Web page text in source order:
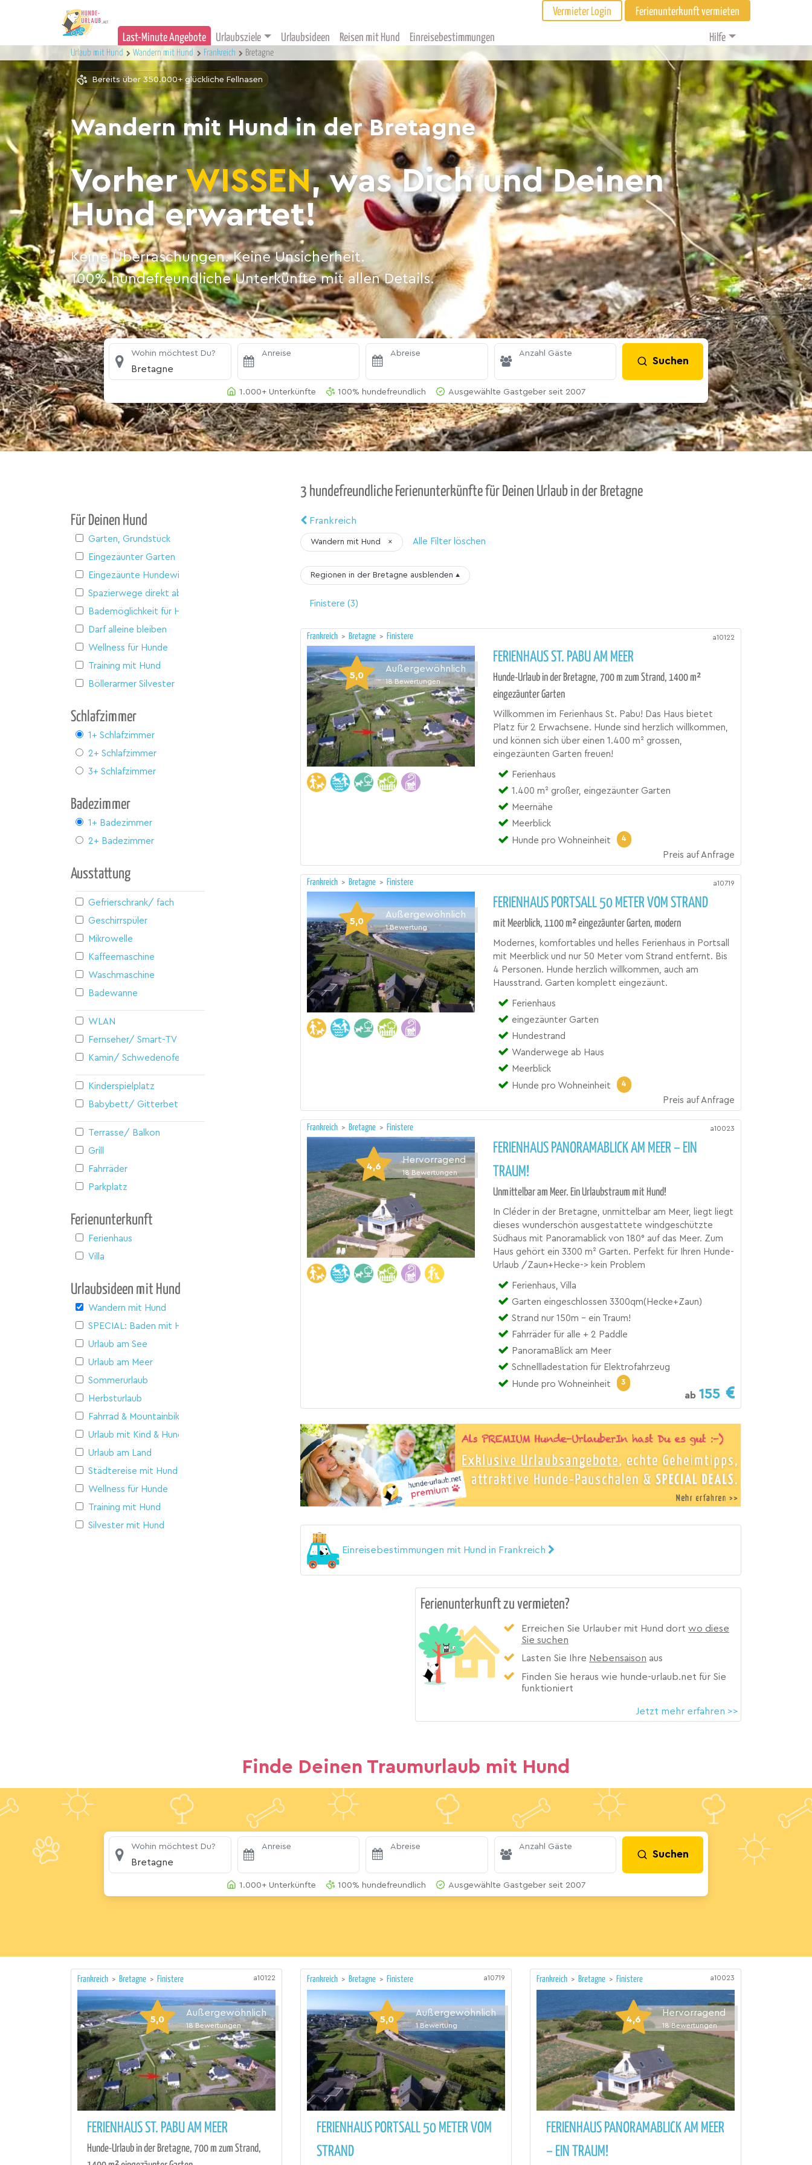
Vermieter Login Ferienunterkunft vermieten
Last-Minute Angebote Urlaubsziele Urlaubsideen Reisen mit Hund Einreisebestimmungen Hilfe
Urlaub mit Hund Wandern mit Hund Frankreich Bretagne
Bereits über 350.000+ glückliche Fellnasen
Wandern mit Hund in der Bretagne
VorherWISSEN, was Dich und Deinen
Hund erwartet!
Keine Überraschungen. Keine Unsicherheit.
100% hundefreundliche Unterkünfte mit allen Details.
Wohin möchtest Du?
Bretagne
Anreise Abreise Anzahl Gäste
Suchen
1.000+ Unterkünfte 100% hundefreundlich Ausgewählte Gastgeber seit 2007
Für Deinen Hund
Garten, Grundstück
Eingezäunter Garten
Eingezäunte Hundewiese
Spazierwege direkt ab Haus
Bademöglichkeit für Hunde
Darf alleine bleiben
Wellness für Hunde
Training mit Hund
Böllerarmer Silvester
Schlafzimmer
1+ Schlafzimmer
2+ Schlafzimmer
3+ Schlafzimmer
Badezimmer
1+ Badezimmer
2+ Badezimmer
Ausstattung
Gefrierschrank/ fach
Geschirrspüler
Mikrowelle
Kaffeemaschine
Waschmaschine
Badewanne
WLAN
Fernseher/ Smart-TV
Kamin/ Schwedenofen
Kinderspielplatz
Babybett/ Gitterbett
Terrasse/ Balkon
Grill
Fahrräder
Parkplatz
Ferienunterkunft
Ferienhaus
Villa
Urlaubsideen mit Hund
Wandern mit Hund
SPECIAL: Baden mit Hund
Urlaub am See
Urlaub am Meer
Sommerurlaub
Herbsturlaub
Fahrrad & Mountainbike
Urlaub mit Kind & Hund
Urlaub am Land
Städtereise mit Hund
Wellness für Hunde
Training mit Hund
Silvester mit Hund
3 hundefreundliche Ferienunterkünfte für Deinen Urlaub in der Bretagne
Frankreich
Wandern mit Hund × Alle Filter löschen
Regionen in der Bretagne ausblenden ▴
Finistere (3)
Frankreich > Bretagne > Finistere a10122
5,0
Außergewöhnlich
18 Bewertungen
FERIENHAUS ST. PABU AM MEER
Hunde-Urlaub in der Bretagne, 700 m zum Strand, 1400 m²
eingezäunter Garten
Willkommen im Ferienhaus St. Pabu! Das Haus bietet
Platz für 2 Erwachsene. Hunde sind herzlich willkommen,
und können sich über einen 1.400 m² grossen,
eingezäunten Garten freuen!
Ferienhaus
1.400 m² großer, eingezäunter Garten
Meernähe
Meerblick
Hunde pro Wohneinheit
4
Preis auf Anfrage
Frankreich > Bretagne > Finistere a10719
5,0
Außergewöhnlich
1 Bewertung
FERIENHAUS PORTSALL 50 METER VOM STRAND
mit Meerblick, 1100 m² eingezäunter Garten, modern
Modernes, komfortables und helles Ferienhaus in Portsall
mit Meerblick und nur 50 Meter vom Strand entfernt. Bis
4 Personen. Hunde herzlich willkommen, auch am
Hausstrand. Garten komplett eingezäunt.
Ferienhaus
eingezäunter Garten
Hundestrand
Wanderwege ab Haus
Meerblick
Hunde pro Wohneinheit
4
Preis auf Anfrage
Frankreich > Bretagne > Finistere a10023
4,6
Hervorragend
18 Bewertungen
FERIENHAUS PANORAMABLICK AM MEER – EIN
TRAUM!
Unmittelbar am Meer. Ein Urlaubstraum mit Hund!
In Cléder in der Bretagne, unmittelbar am Meer, liegt liegt
dieses wunderschön ausgestattete windgeschützte
Südhaus mit Panoramablick von 180° auf das Meer. Zum
Haus gehört ein 3300 m² Garten. Perfekt für Ihren Hunde-
Urlaub /Zaun+Hecke-> kein Problem
Ferienhaus, Villa
Garten eingeschlossen 3300qm(Hecke+Zaun)
Strand nur 150m - ein Traum!
Fahrräder für alle + 2 Paddle
PanoramaBlick am Meer
Schnellladestation für Elektrofahrzeug
Hunde pro Wohneinheit
3
ab 155
Einreisebestimmungen mit Hund in Frankreich
Ferienunterkunft zu vermieten?
Erreichen Sie Urlauber mit Hund dort wo diese
Sie suchen
Lasten Sie Ihre Nebensaison aus
Finden Sie heraus wie hunde-urlaub.net für Sie
funktioniert
Jetzt mehr erfahren >>
Finde Deinen Traumurlaub mit Hund
Wohin möchtest Du?
Bretagne
Anreise Abreise Anzahl Gäste
Suchen
1.000+ Unterkünfte 100% hundefreundlich Ausgewählte Gastgeber seit 2007
Frankreich > Bretagne > Finistere a10122
5,0
Außergewöhnlich
18 Bewertungen
FERIENHAUS ST. PABU AM MEER
Hunde-Urlaub in der Bretagne, 700 m zum Strand,
Frankreich > Bretagne > Finistere a10719
5,0
Außergewöhnlich
1 Bewertung
FERIENHAUS PORTSALL 50 METER VOM
STRAND
Frankreich > Bretagne > Finistere a10023
4,6
Hervorragend
18 Bewertungen
FERIENHAUS PANORAMABLICK AM MEER
– EIN TRAUM!